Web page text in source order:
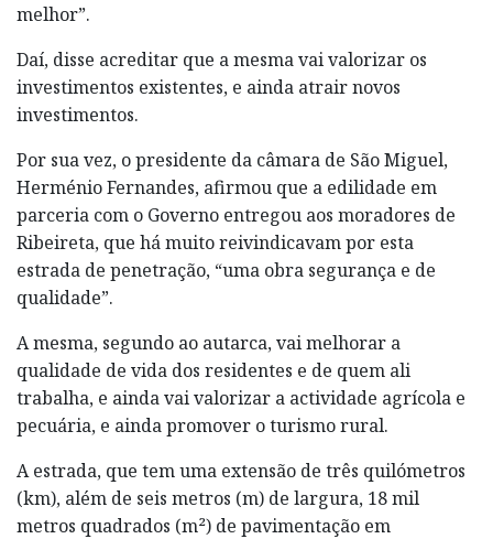
melhor”.
Daí, disse acreditar que a mesma vai valorizar os
investimentos existentes, e ainda atrair novos
investimentos.
Por sua vez, o presidente da câmara de São Miguel,
Herménio Fernandes, afirmou que a edilidade em
parceria com o Governo entregou aos moradores de
Ribeireta, que há muito reivindicavam por esta
estrada de penetração, “uma obra segurança e de
qualidade”.
A mesma, segundo ao autarca, vai melhorar a
qualidade de vida dos residentes e de quem ali
trabalha, e ainda vai valorizar a actividade agrícola e
pecuária, e ainda promover o turismo rural.
A estrada, que tem uma extensão de três quilómetros
(km), além de seis metros (m) de largura, 18 mil
metros quadrados (m²) de pavimentação em